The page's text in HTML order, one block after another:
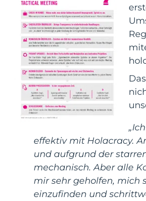
effektiv mit Holacracy.
und aufgrund der
mechanisch. Aber alle
mir sehr geholfen, mich
einzufinden und